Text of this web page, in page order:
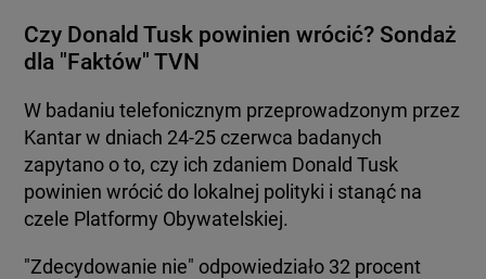
Czy Donald Tusk powinien wrócić? Sondaż
dla "Faktów" TVN
W badaniu telefonicznym przeprowadzonym przez
Kantar w dniach 24-25 czerwca badanych
zapytano o to, czy ich zdaniem Donald Tusk
powinien wrócić do lokalnej polityki i stanąć na
czele Platformy Obywatelskiej.
"Zdecydowanie nie" odpowiedziało 32 procent